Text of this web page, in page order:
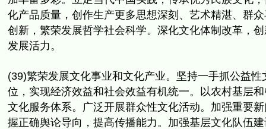
化产品质量， 创作生产更多思想深刻、艺术精湛、群
创新，繁荣发展哲学社会科学。 深化文化体制改革，
发展活力。
(39)繁荣发展文化事业和文化产业。 坚持一手抓公益
位，实现经济效益和社会效益有机统一。 以农村基层
文化服务体系。广泛开展群众性文化活动。 加强重要
握正确舆论导向，提高传播能力。加强基层文化队伍